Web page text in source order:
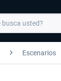
Escenarios